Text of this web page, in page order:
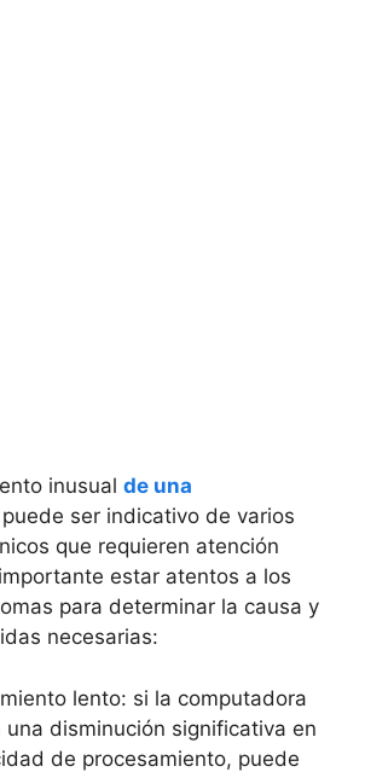
inusual de una
puede ser indicativo ⁢de varios‍
que requieren atención
estar atentos a los
para ‌determinar la causa y
necesarias:
lento: si la computadora
una disminución⁢ significativa en
de ‌procesamiento, puede